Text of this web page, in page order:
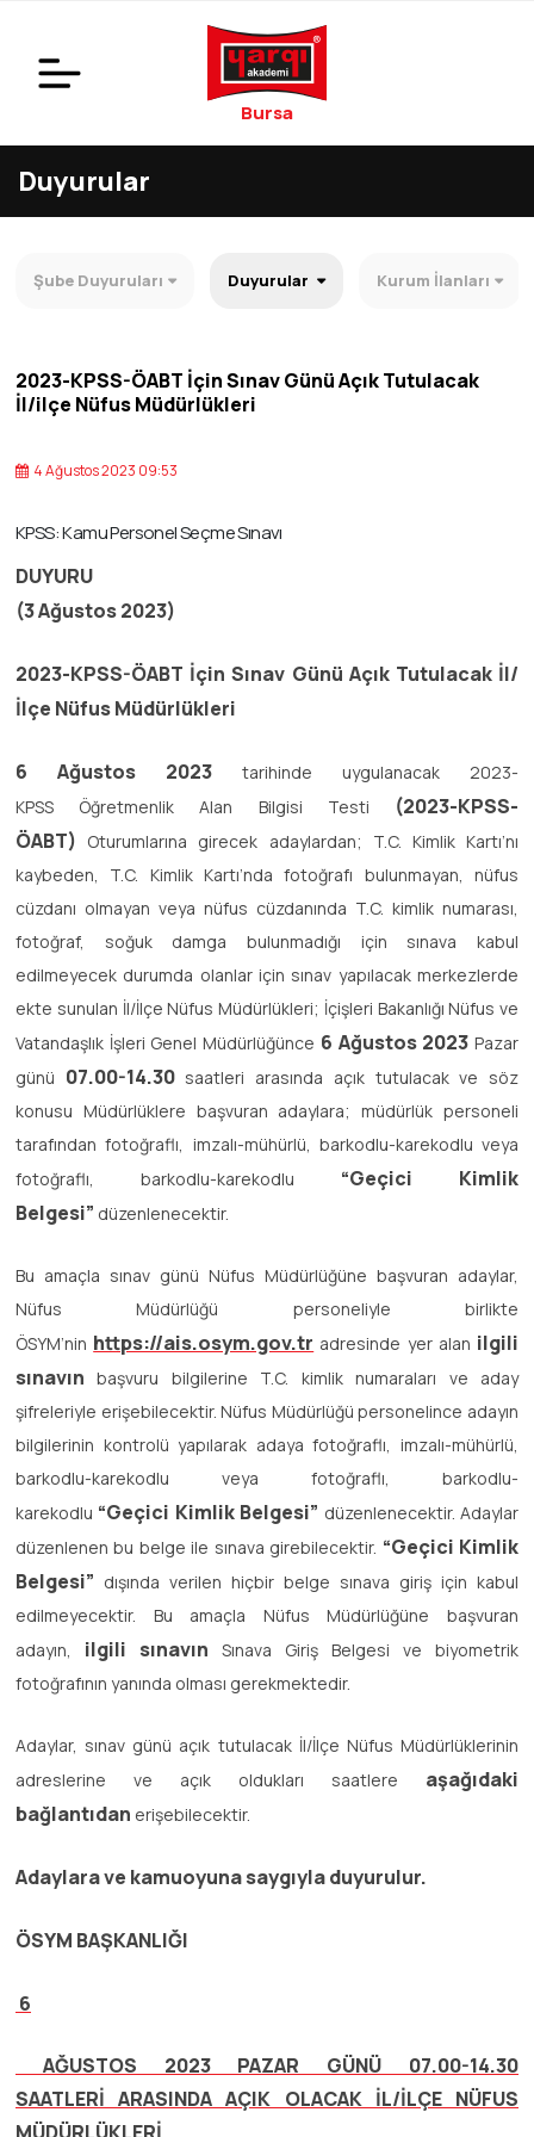
Bursa
Duyurular
Şube Duyuruları Duyurular Kurum İlanları
2023-KPSS-ÖABT İçin Sınav Günü Açık Tutulacak
İl/ilçe Nüfus Müdürlükleri
4 Ağustos 2023 09:53
KPSS: Kamu Personel Seçme Sınavı
DUYURU
(3 Ağustos 2023)
2023-KPSS-ÖABT İçin Sınav Günü Açık Tutulacak İl/
İlçe Nüfus Müdürlükleri
6 Ağustos 2023 tarihinde uygulanacak 2023-
KPSS Öğretmenlik Alan Bilgisi Testi
(2023-KPSS-
ÖABT) Oturumlarına girecek adaylardan; T.C. Kimlik Kartı’nı
kaybeden, T.C. Kimlik Kartı’nda fotoğrafı bulunmayan, nüfus
cüzdanı olmayan veya nüfus cüzdanında T.C. kimlik numarası,
fotoğraf, soğuk damga bulunmadığı için sınava kabul
edilmeyecek durumda olanlar için sınav yapılacak merkezlerde
ekte sunulan İl/İlçe Nüfus Müdürlükleri; İçişleri Bakanlığı Nüfus ve
Vatandaşlık İşleri Genel Müdürlüğünce 6 Ağustos 2023Pazar
günü 07.00-14.30saatleri arasında açık tutulacak ve söz
konusu Müdürlüklere başvuran adaylara; müdürlük personeli
tarafından fotoğraflı, imzalı-mühürlü, barkodlu-karekodlu veya
fotoğraflı, barkodlu-karekodlu “Geçici Kimlik
Belgesi” düzenlenecektir.
Bu amaçla sınav günü Nüfus Müdürlüğüne başvuran adaylar,
Nüfus Müdürlüğü personeliyle birlikte
ÖSYM’nin https://ais.osym.gov.tr adresinde yer alan ilgili
sınavın başvuru bilgilerine T.C. kimlik numaraları ve aday
şifreleriyle erişebilecektir. Nüfus Müdürlüğü personelince adayın
bilgilerinin kontrolü yapılarak adaya fotoğraflı, imzalı-mühürlü,
barkodlu-karekodlu veya fotoğraflı, barkodlu-
karekodlu “Geçici Kimlik Belgesi” düzenlenecektir. Adaylar
düzenlenen bu belge ile sınava girebilecektir. “Geçici Kimlik
Belgesi” dışında verilen hiçbir belge sınava giriş için kabul
edilmeyecektir. Bu amaçla Nüfus Müdürlüğüne başvuran
adayın, ilgili sınavın Sınava Giriş Belgesi ve biyometrik
fotoğrafının yanında olması gerekmektedir.
Adaylar, sınav günü açık tutulacak İl/İlçe Nüfus Müdürlüklerinin
adreslerine ve açık oldukları saatlere aşağıdaki
bağlantıdan erişebilecektir.
Adaylara ve kamuoyuna saygıyla duyurulur.
ÖSYM BAŞKANLIĞI
6
AĞUSTOS 2023 PAZAR GÜNÜ 07.00-14.30
SAATLERİ ARASINDA AÇIK OLACAK İL/İLÇE NÜFUS